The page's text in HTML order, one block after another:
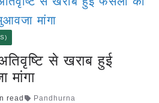
से खराब हुई
मांगा
read Pandhurna